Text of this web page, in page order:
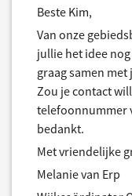
Beste Kim,
Van onze
jullie het idee
graag samen
Zou je contact
telefoonnummer
bedankt.
Met vriendelijke
Melanie van Erp